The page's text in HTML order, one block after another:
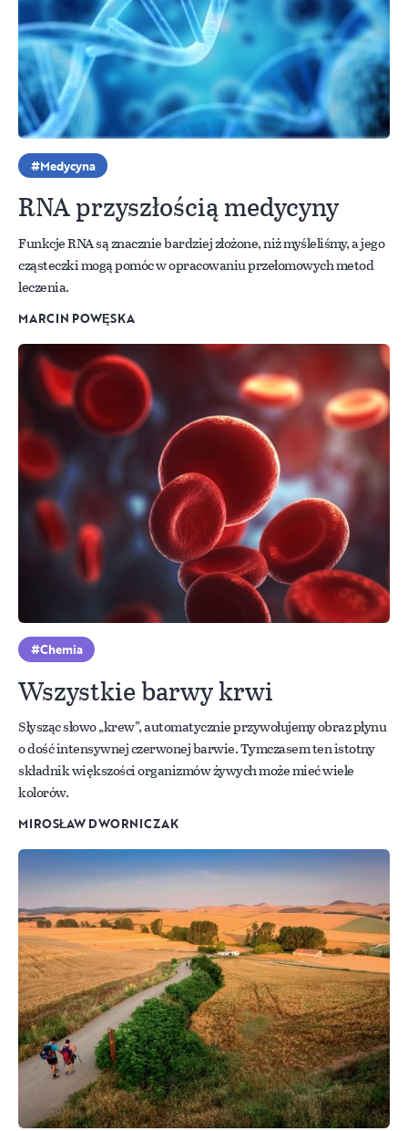
Medycyna
RNA przyszłością medycyny
Funkcje RNA są znacznie bardziej złożone, niż myśleliśmy, a jego
cząsteczki mogą pomóc w opracowaniu przełomowych metod
leczenia.
MARCIN POWĘSKA
Chemia
Wszystkie barwy krwi
Słysząc słowo „krew”, automatycznie przywołujemy obraz płynu
o dość intensywnej czerwonej barwie. Tymczasem ten istotny
składnik większości organizmów żywych może mieć wiele
kolorów.
MIROSŁAW DWORNICZAK